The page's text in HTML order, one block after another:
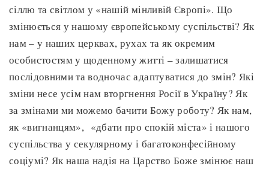
сіллю та світлом у «нашій мінливій Європі». Що
змінюється у нашому європейському суспільстві? Як
нам – у наших церквах, рухах та як окремим
особистостям у щоденному житті – залишатися
послідовними та водночас адаптуватися до змін? Які
зміни несе усім нам вторгнення Росії в Україну? Як
за змінами ми можемо бачити Божу роботу? Як нам,
як «вигнанцям», «дбати про спокій міста» і нашого
суспільства у секулярному і багатоконфесійному
соціумі? Як наша надія на Царство Боже змінює наш